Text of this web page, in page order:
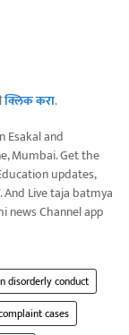
क्लिक करा.
Esakal and
Mumbai. Get the
updates,
And Live taja batmya
news Channel app
disorderly conduct
cases